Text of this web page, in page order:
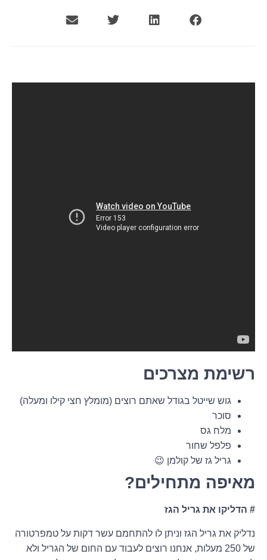
רשימת מצרכים
גוש שייטל בגודל שאתם רוצים (מומלץ חצי קילו ומעלה)
סוכר
מלח גס
פלפל שחור
גריל גז של קולמן 😉
מאיפה מתחילים?
# הדליקו את גריל הגז
נדליק את גריל הגז וניתן לו להתחמם עשר דקות על טמפרטורה
של 250 מעלות, אנחנו רוצים לעבוד עם החום של הגריל ולא